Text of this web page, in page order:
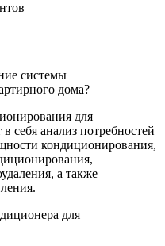
системы
дома?
для
себя анализ потребностей
кондиционирования,
а также
для